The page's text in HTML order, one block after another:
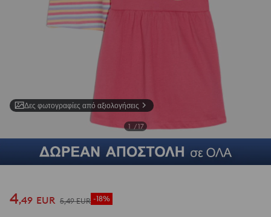
Δες φωτογραφίες από αξιολογήσεις
1 /17
4,49 EUR 5,49 EUR -18%